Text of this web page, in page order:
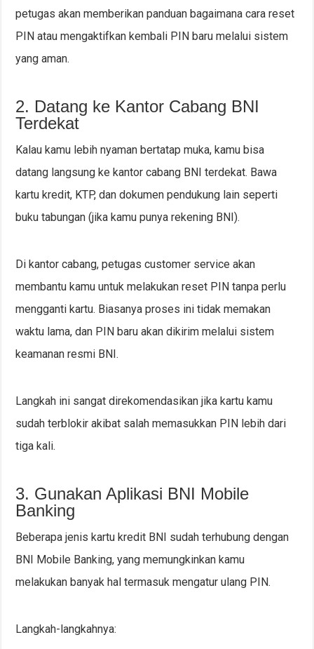
petugas akan memberikan panduan bagaimana cara reset
PIN atau mengaktifkan kembali PIN baru melalui sistem
yang aman.
2. Datang ke Kantor Cabang BNI
Terdekat
Kalau kamu lebih nyaman bertatap muka, kamu bisa
datang langsung ke kantor cabang BNI terdekat. Bawa
kartu kredit, KTP, dan dokumen pendukung lain seperti
buku tabungan (jika kamu punya rekening BNI).
Di kantor cabang, petugas customer service akan
membantu kamu untuk melakukan reset PIN tanpa perlu
mengganti kartu. Biasanya proses ini tidak memakan
waktu lama, dan PIN baru akan dikirim melalui sistem
keamanan resmi BNI.
Langkah ini sangat direkomendasikan jika kartu kamu
sudah terblokir akibat salah memasukkan PIN lebih dari
tiga kali.
3. Gunakan Aplikasi BNI Mobile
Banking
Beberapa jenis kartu kredit BNI sudah terhubung dengan
BNI Mobile Banking, yang memungkinkan kamu
melakukan banyak hal termasuk mengatur ulang PIN.
Langkah-langkahnya: